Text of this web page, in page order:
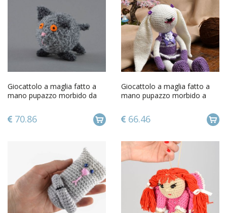
Giocattolo a maglia fatto a
mano pupazzo morbido da
70.86
Giocattolo a maglia fatto a
mano pupazzo morbido a
66.46